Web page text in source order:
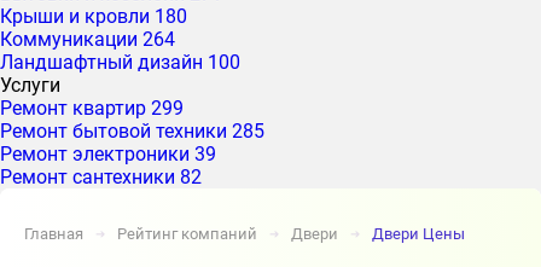
Крыши и кровли 180
Коммуникации 264
Ландшафтный дизайн 100
Услуги
Ремонт квартир 299
Ремонт бытовой техники 285
Ремонт электроники 39
Ремонт сантехники 82
Главная ➔ Рейтинг компаний ➔ Двери ➔ Двери Цены